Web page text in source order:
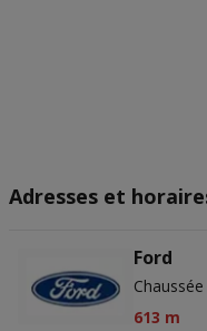
Adresses et
Ford
613 m